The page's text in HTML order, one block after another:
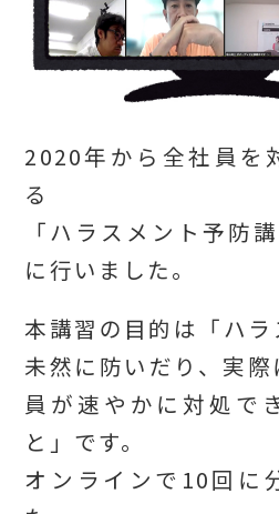
2020年から全社員を
る
「ハラスメント予防
に行いました。
本講習の目的は「ハ
未然に防いだり、実
員が速やかに対処で
と」です。
オンラインで10回に